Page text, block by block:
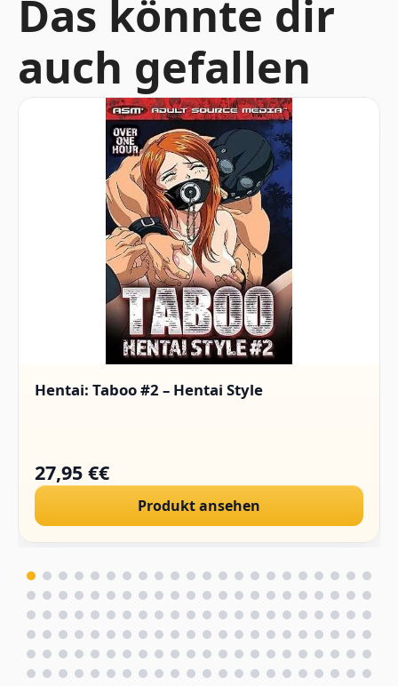
Das könnte dir
auch gefallen
Hentai: Taboo #2 – Hentai Style
27,95 €€
Produkt ansehen